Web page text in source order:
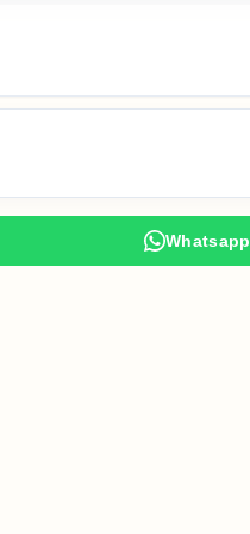
Whatsapp